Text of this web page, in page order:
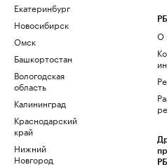
Екатеринбург
Новосибирск
Омск
Башкортостан
Вологодская
область
Калининград
Краснодарский
край
Нижний
Новгород
О